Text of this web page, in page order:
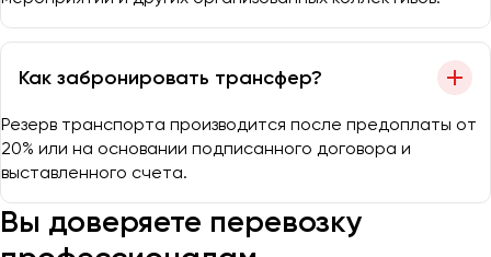
Как забронировать трансфер?
Резерв транспорта производится после предоплаты от
20% или на основании подписанного договора и
выставленного счета.
Вы доверяете перевозку